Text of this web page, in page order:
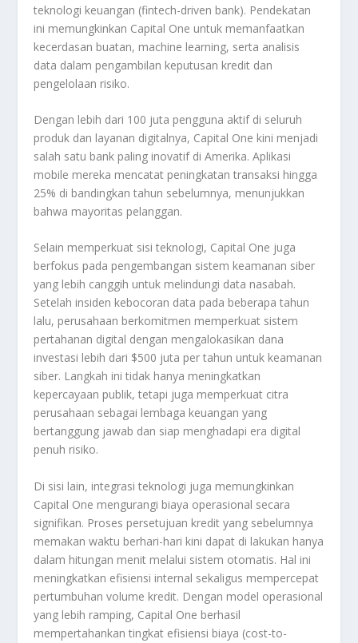
teknologi keuangan (fintech-driven bank). Pendekatan
ini memungkinkan Capital One untuk memanfaatkan
kecerdasan buatan, machine learning, serta analisis
data dalam pengambilan keputusan kredit dan
pengelolaan risiko.
Dengan lebih dari 100 juta pengguna aktif di seluruh
produk dan layanan digitalnya, Capital One kini menjadi
salah satu bank paling inovatif di Amerika. Aplikasi
mobile mereka mencatat peningkatan transaksi hingga
25% di bandingkan tahun sebelumnya, menunjukkan
bahwa mayoritas pelanggan.
Selain memperkuat sisi teknologi, Capital One juga
berfokus pada pengembangan sistem keamanan siber
yang lebih canggih untuk melindungi data nasabah.
Setelah insiden kebocoran data pada beberapa tahun
lalu, perusahaan berkomitmen memperkuat sistem
pertahanan digital dengan mengalokasikan dana
investasi lebih dari $500 juta per tahun untuk keamanan
siber. Langkah ini tidak hanya meningkatkan
kepercayaan publik, tetapi juga memperkuat citra
perusahaan sebagai lembaga keuangan yang
bertanggung jawab dan siap menghadapi era digital
penuh risiko.
Di sisi lain, integrasi teknologi juga memungkinkan
Capital One mengurangi biaya operasional secara
signifikan. Proses persetujuan kredit yang sebelumnya
memakan waktu berhari-hari kini dapat di lakukan hanya
dalam hitungan menit melalui sistem otomatis. Hal ini
meningkatkan efisiensi internal sekaligus mempercepat
pertumbuhan volume kredit. Dengan model operasional
yang lebih ramping, Capital One berhasil
mempertahankan tingkat efisiensi biaya (cost-to-